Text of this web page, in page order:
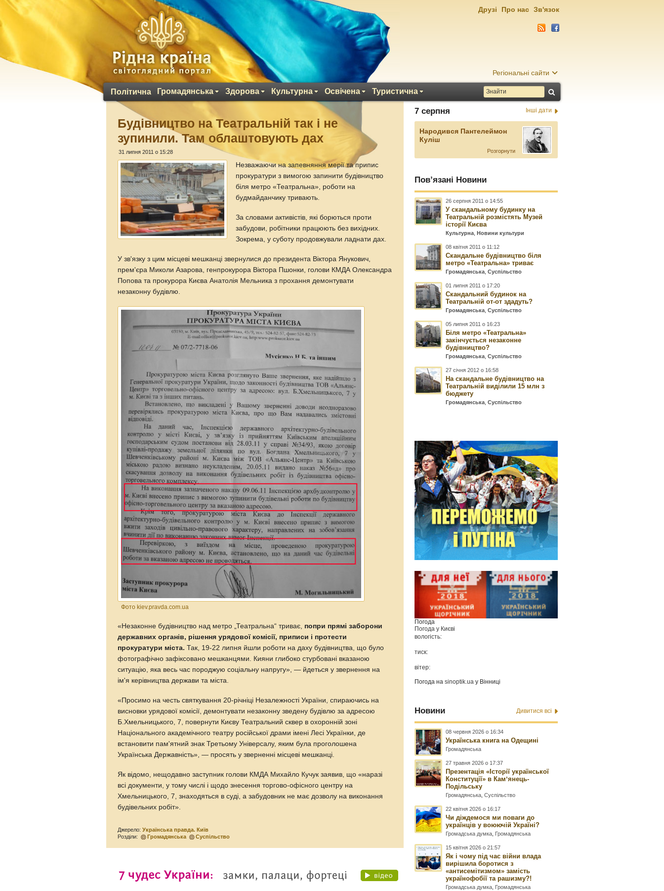
Регіональні сайти
Політична Громадянська Здорова Культурна Освічена Туристична
Друзі Про нас Зв'язок
Будівництво на Театральній так і не
зупинили. Там облаштовують дах
31 липня 2011 о 15:28
Незважаючи на запевняння мерії та припис
прокуратури з вимогою запинити будівництво
біля метро «Театральна», роботи на
будмайданчику тривають.
За словами активістів, які борються проти
забудови, робітники працюють без вихідних.
Зокрема, у суботу продовжували ладнати дах.
У зв'язку з цим місцеві мешканці звернулися до президента Віктора Янукович,
прем'єра Миколи Азарова, генпрокурора Віктора Пшонки, голови КМДА Олександра
Попова та прокурора Києва Анатолія Мельника з прохання демонтувати
незаконну будівлю.
Фото kiev.pravda.com.ua
«Незаконне будівництво над метро „Театральна“ триває, попри прямі заборони
державних органів, рішення урядової комісії, приписи і протести
прокуратури міста. Так, 19-22 липня йшли роботи на даху будівництва, що було
фотографічно зафіксовано мешканцями. Кияни глибоко стурбовані вказаною
ситуацію, яка весь час породжую соціальну напругу», — йдеться у звернення на
ім'я керівництва держави та міста.
«Просимо на честь святкування 20-річніці Незалежності України, спираючись на
висновки урядової комісії, демонтувати незаконну зведену будівлю за адресою
Б.Хмельницького, 7, повернути Києву Театральний сквер в охоронній зоні
Національного академічного театру російської драми імені Лесі Українки, де
встановити пам'ятний знак Третьому Універсалу, яким була проголошена
Українська Державність», — просять у зверненні місцеві мешканці.
Як відомо, нещодавно заступник голови КМДА Михайло Кучук заявив, що «наразі
всі документи, у тому числі і щодо знесення торгово-офісного центру на
Хмельницького, 7, знаходяться в суді, а забудовник не має дозволу на виконання
будівельних робіт».
Джерело:Українська правда. Київ
Розділи:
Громадянська Суспільство
7 серпня Інші дати
Народився Пантелеймон
Куліш
Розгорнути
Пов’язані Новини
26 серпня 2011 о 14:55
У скандальному будинку на
Театральній розмістять Музей
історії Києва
Культурна ,Новини культури
08 квітня 2011 о 11:12
Скандальне будівництво біля
метро «Театральна» триває
Громадянська ,Суспільство
01 липня 2011 о 17:20
Скандальний будинок на
Театральній от-от здадуть?
Громадянська ,Суспільство
05 липня 2011 о 16:23
Біля метро «Театральна»
закінчується незаконне
будівництво?
Громадянська ,Суспільство
27 січня 2012 о 16:58
На скандальне будівництво на
Театральній виділили 15 млн з
бюджету
Громадянська ,Суспільство
Погода
Погода у Києві
вологість:
тиск:
вітер:
Погода наsinoptik.ua у Вінниці
Новини Дивитися всі
08 червня 2026 о 16:34
Українська книга на Одещині
Громадянська
27 травня 2026 о 17:37
Презентація «Історії української
Конституції» в Камʼянець-
Подільську
Громадянська ,Суспільство
22 квітня 2026 о 16:17
Чи діждемося ми поваги до
українців у воюючій Україні?
Громадська думка Громадянська
15 квітня 2026 о 21:57
Як і чому під час війни влада
вирішила боротися з
«антисемітизмом» замість
українофобії та рашизму?!
Громадська думка Громадянська